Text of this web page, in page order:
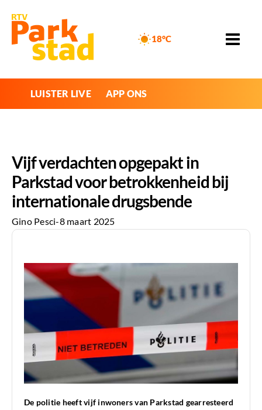
18°C
LUISTER LIVE APP ONS
Vijf verdachten opgepakt in
Parkstad voor betrokkenheid bij
internationale drugsbende
Gino Pesci-8 maart 2025
De politie heeft vijf inwoners van Parkstad gearresteerd